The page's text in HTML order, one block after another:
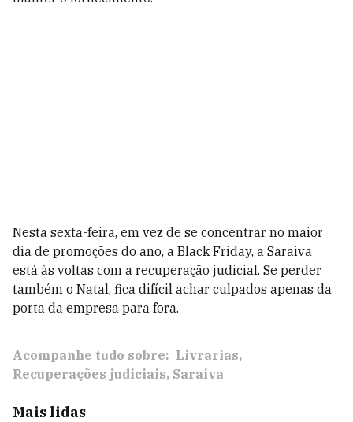
Nesta sexta-feira, em vez de se concentrar no maior
dia de promoções do ano, a Black Friday, a Saraiva
está às voltas com a recuperação judicial. Se perder
também o Natal, fica difícil achar culpados apenas da
porta da empresa para fora.
Acompanhe tudo sobre: Livrarias
Recuperações judiciais Saraiva
Mais lidas